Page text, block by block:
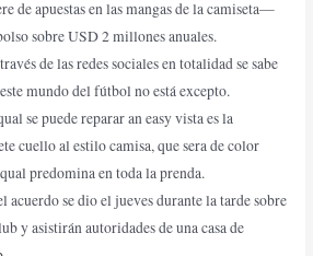
de apuestas en las mangas de la camiseta—
sobre USD 2 millones anuales.
de las redes sociales en totalidad se sabe
mundo del fútbol no está excepto.
se puede reparar an easy vista es la
cuello al estilo camisa, que sera de color
predomina en toda la prenda.
acuerdo se dio el jueves durante la tarde sobre
y asistirán autoridades de una casa de